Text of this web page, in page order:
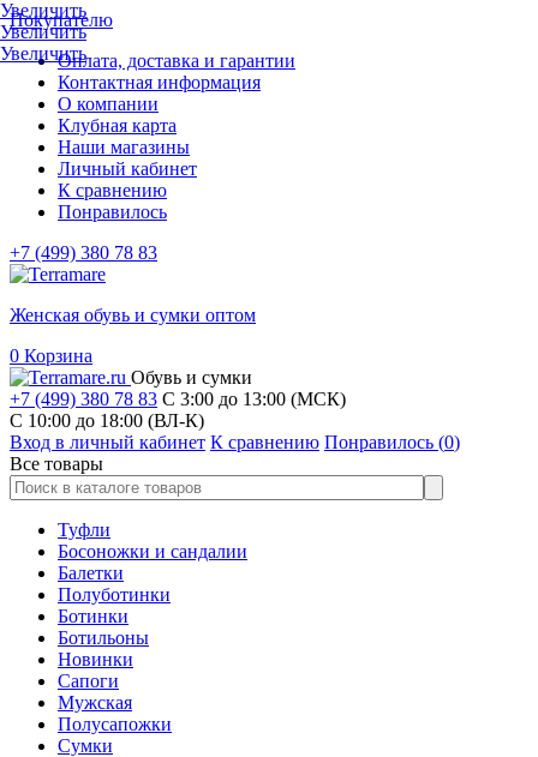
Покупателю
Оплата, доставка и гарантии
Контактная информация
О компании
Клубная карта
Наши магазины
Личный кабинет
К сравнению
Понравилось
+7 (499) 380 78 83
Женская обувь и сумки оптом
0 Корзина
Обувь и сумки
+7 (499) 380 78 83 С 3:00 до 13:00 (МСК)
C 10:00 до 18:00 (ВЛ-К)
Вход в личный кабинет К сравнению Понравилось (0)
Все товары
Туфли
Босоножки и сандалии
Балетки
Полуботинки
Ботинки
Ботильоны
Новинки
Сапоги
Мужская
Полусапожки
Сумки
Увеличить
Увеличить
Увеличить